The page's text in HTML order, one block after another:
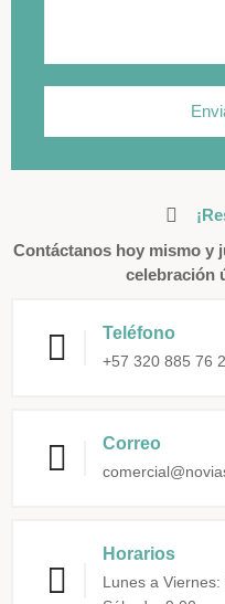
Contáctanos hoy mismo y
celebración
Teléfono
+57 320 885 76
Correo
Horarios
Lunes a